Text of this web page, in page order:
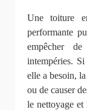
Une toiture
performante
empêcher
intempéries.
elle a besoin,
ou de causer
le nettoyage et